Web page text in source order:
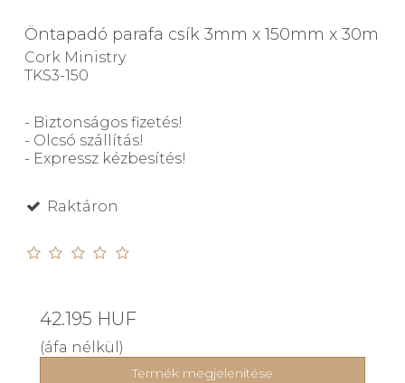
Öntapadó parafa csík 3mm x 150mm x 30m
Cork Ministry
TKS3-150
- Biztonságos fizetés!
- Olcsó szállítás!
- Expressz kézbesítés!
Raktáron
42.195 HUF
(áfa nélkül)
Termék megjelenítése